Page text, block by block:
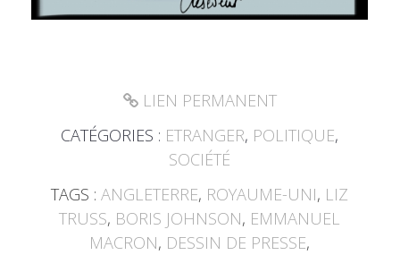
LIEN PERMANENT
CATÉGORIES : ETRANGER, POLITIQUE,
SOCIÉTÉ
TAGS :ANGLETERRE, ROYAUME-UNI, LIZ
TRUSS, BORIS JOHNSON, EMMANUEL
MACRON, DESSIN DE PRESSE,